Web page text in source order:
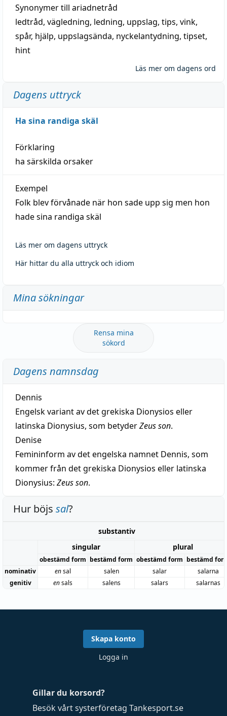
Synonymer till ariadnetråd
ledtråd, vägledning, ledning, uppslag, tips, vink,
spår, hjälp, uppslagsända, nyckelantydning, tipset,
hint
Läs mer om dagens ord
Dagens uttryck
Ha sina randiga skäl
Förklaring
ha särskilda orsaker
Exempel
Folk blev förvånade när hon sade upp sig men hon
hade sina randiga skäl
Läs mer om dagens uttryck
Här hittar du alla uttryck och idiom
Mina sökningar
Rensa mina
sökord
Dagens namnsdag
Dennis
Engelsk variant av det grekiska Dionysios eller
latinska Dionysius, som betyderZeus son.
Denise
Femininform av det engelska namnet Dennis, som
kommer från det grekiska Dionysios eller latinska
Dionysius: Zeus son.
Hur böjs sal?
substantiv
singular
plural
obestämd form bestämd form obestämd form bestämd
nominativ
ensal salen salar
salarna
genitiv
ensals salens salars salarnas
Gillar du korsord?
Besök vårt systerföretag Tankesport.se
Skapa konto
Logga in